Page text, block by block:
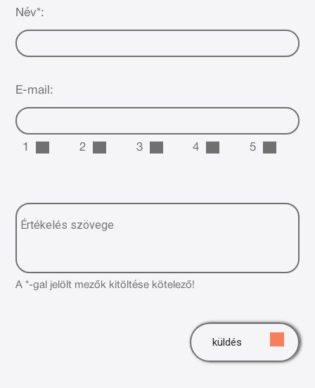
Név*:
E-mail:
1 2 3 4 5
A *-gal jelölt mezők kitöltése kötelező!
küldés